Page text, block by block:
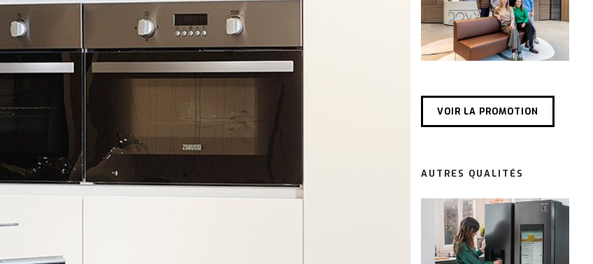
VOIR LA PROMOTION
AUTRES QUALITÉS